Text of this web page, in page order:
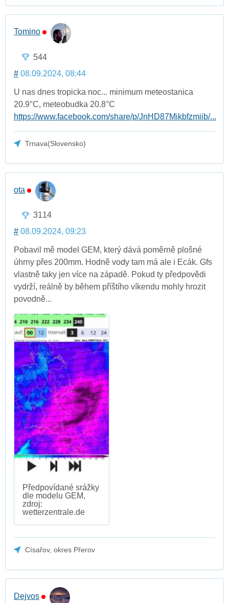
Tomino
544
# 08.09.2024, 08:44
U nas dnes tropicka noc... minimum meteostanica
20.9°C, meteobudka 20.8°C
https://www.facebook.com/share/p/JnHD87Mikbfzmiib/...
Trnava(Slovensko)
ota
3114
# 08.09.2024, 09:23
Pobavil mě model GEM, který dává poměrně plošné
úhrny přes 200mm. Hodně vody tam má ale i Ecák. Gfs
vlastně taky jen více na západě. Pokud ty předpovědi
vydrží, reálně by během příštího víkendu mohly hrozit
povodně...
Předpovídané srážky
dle modelu GEM,
zdroj:
wetterzentrale.de
Císařov, okres Přerov
Dejvos